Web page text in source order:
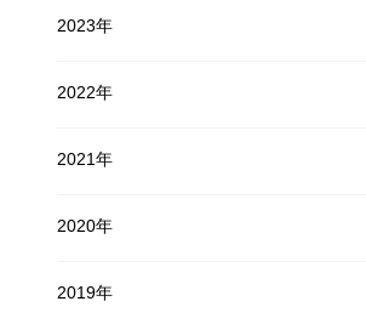
2023年
2022年
2021年
2020年
2019年